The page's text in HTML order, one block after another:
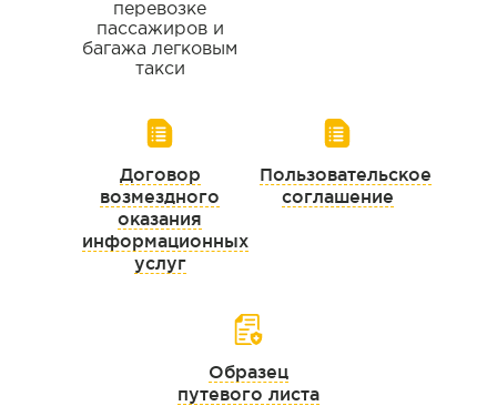
перевозке
пассажиров и
багажа легковым
такси
Договор
возмездного
оказания
информационных
услуг
Пользовательское
соглашение
Образец
путевого листа